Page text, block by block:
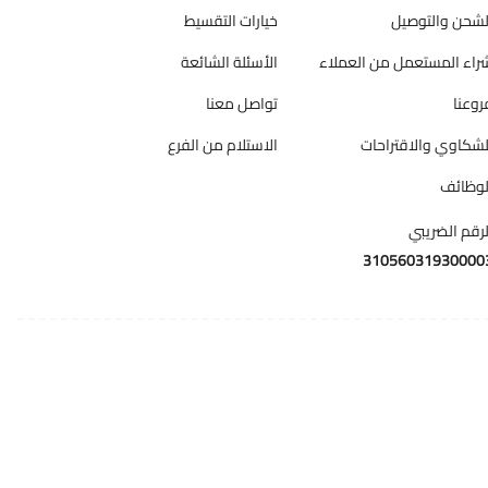
والتوصيل
خيارات التقسيط
المستعمل من العملاء
الأسئلة الشائعة
تواصل معنا
والاقتراحات
الاستلام من الفرع
الضريبي